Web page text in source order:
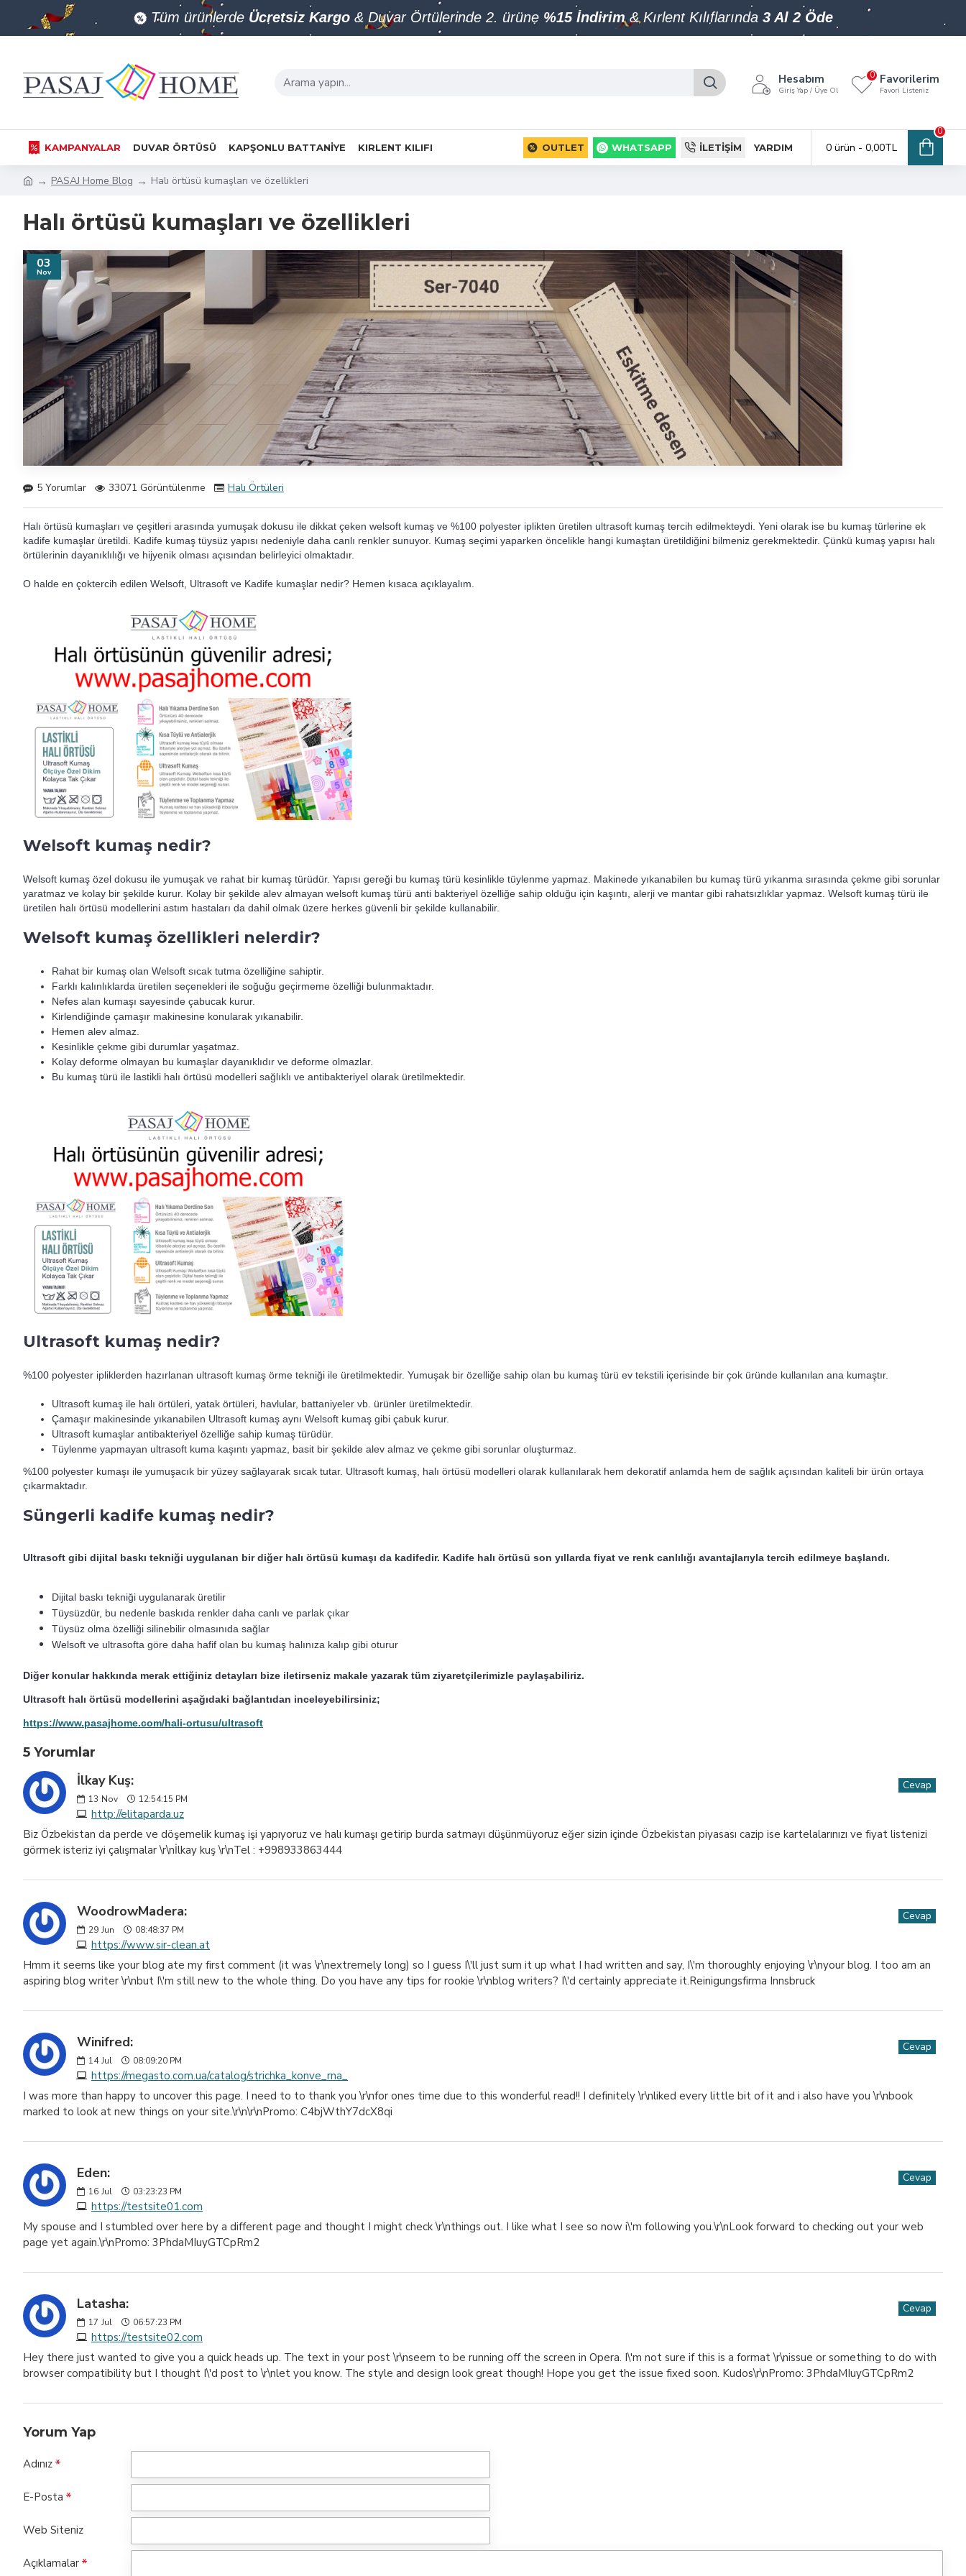
Tüm ürünlerde Ücretsiz Kargo & Duvar Örtülerinde 2. ürüne %15 İndirim& Kırlent Kılıflarında 3 Al 2 Öde
Hesabım
Giriş Yap / Üye Ol
Favorilerim
Favori Listeniz
0
KAMPANYALAR DUVAR ÖRTÜSÜ KAPŞONLU BATTANIYE KIRLENT KILIFI OUTLET WHATSAPP İLETIŞIM YARDIM 0 ürün - 0,00TL
0
PASAJ Home Blog Halı örtüsü kumaşları ve özellikleri
Halı örtüsü kumaşları ve özellikleri
03
Nov
5 Yorumlar 33071 Görüntülenme Halı Örtüleri
Halı örtüsü kumaşları ve çeşitleri arasında yumuşak dokusu ile dikkat çeken welsoft kumaş ve %100 polyester iplikten üretilen ultrasoft kumaş tercih edilmekteydi. Yeni olarak ise bu kumaş türlerine ek
kadife kumaşlar üretildi. Kadife kumaş tüysüz yapısı nedeniyle daha canlı renkler sunuyor. Kumaş seçimi yaparken öncelikle hangi kumaştan üretildiğini bilmeniz gerekmektedir. Çünkü kumaş yapısı halı
örtülerinin dayanıklılığı ve hijyenik olması açısından belirleyici olmaktadır.
O halde en çoktercih edilen Welsoft, Ultrasoft ve Kadife kumaşlar nedir? Hemen kısaca açıklayalım.
Welsoft kumaş nedir?
Welsoft kumaş özel dokusu ile yumuşak ve rahat bir kumaş türüdür. Yapısı gereği bu kumaş türü kesinlikle tüylenme yapmaz. Makinede yıkanabilen bu kumaş türü yıkanma sırasında çekme gibi sorunlar
yaratmaz ve kolay bir şekilde kurur. Kolay bir şekilde alev almayan welsoft kumaş türü anti bakteriyel özelliğe sahip olduğu için kaşıntı, alerji ve mantar gibi rahatsızlıklar yapmaz. Welsoft kumaş türü ile
üretilen halı örtüsü modellerini astım hastaları da dahil olmak üzere herkes güvenli bir şekilde kullanabilir.
Welsoft kumaş özellikleri nelerdir?
Rahat bir kumaş olan Welsoft sıcak tutma özelliğine sahiptir.
Farklı kalınlıklarda üretilen seçenekleri ile soğuğu geçirmeme özelliği bulunmaktadır.
Nefes alan kumaşı sayesinde çabucak kurur.
Kirlendiğinde çamaşır makinesine konularak yıkanabilir.
Hemen alev almaz.
Kesinlikle çekme gibi durumlar yaşatmaz.
Kolay deforme olmayan bu kumaşlar dayanıklıdır ve deforme olmazlar.
Bu kumaş türü ile lastikli halı örtüsü modelleri sağlıklı ve antibakteriyel olarak üretilmektedir.
Ultrasoft kumaş nedir?
%100 polyester ipliklerden hazırlanan ultrasoft kumaş örme tekniği ile üretilmektedir. Yumuşak bir özelliğe sahip olan bu kumaş türü ev tekstili içerisinde bir çok üründe kullanılan ana kumaştır.
Ultrasoft kumaş ile halı örtüleri, yatak örtüleri, havlular, battaniyeler vb. ürünler üretilmektedir.
Çamaşır makinesinde yıkanabilen Ultrasoft kumaş aynı Welsoft kumaş gibi çabuk kurur.
Ultrasoft kumaşlar antibakteriyel özelliğe sahip kumaş türüdür.
Tüylenme yapmayan ultrasoft kuma kaşıntı yapmaz, basit bir şekilde alev almaz ve çekme gibi sorunlar oluşturmaz.
%100 polyester kumaşı ile yumuşacık bir yüzey sağlayarak sıcak tutar. Ultrasoft kumaş, halı örtüsü modelleri olarak kullanılarak hem dekoratif anlamda hem de sağlık açısından kaliteli bir ürün ortaya
çıkarmaktadır.
Süngerli kadife kumaş nedir?
Ultrasoft gibi dijital baskı tekniği uygulanan bir diğer halı örtüsü kumaşı da kadifedir. Kadife halı örtüsü son yıllarda fiyat ve renk canlılığı avantajlarıyla tercih edilmeye başlandı.
Dijital baskı tekniği uygulanarak üretilir
Tüysüzdür, bu nedenle baskıda renkler daha canlı ve parlak çıkar
Tüysüz olma özelliği silinebilir olmasınıda sağlar
Welsoft ve ultrasofta göre daha hafif olan bu kumaş halınıza kalıp gibi oturur
Diğer konular hakkında merak ettiğiniz detayları bize iletirseniz makale yazarak tüm ziyaretçilerimizle paylaşabiliriz.
Ultrasoft halı örtüsü modellerini aşağıdaki bağlantıdan inceleyebilirsiniz;
https://www.pasajhome.com/hali-ortusu/ultrasoft
5 Yorumlar
İlkay Kuş:
13 Nov 12:54:15 PM
http://elitaparda.uz
Cevap
Biz Özbekistan da perde ve döşemelik kumaş işi yapıyoruz ve halı kumaşı getirip burda satmayı düşünmüyoruz eğer sizin içinde Özbekistan piyasası cazip ise kartelalarınızı ve fiyat listenizi
görmek isteriz iyi çalışmalar \r\nİlkay kuş \r\nTel : +998933863444
WoodrowMadera:
29 Jun 08:48:37 PM
https://www.sir-clean.at
Cevap
Hmm it seems like your blog ate my first comment (it was \r\nextremely long) so I guess I\'ll just sum it up what I had written and say, I\'m thoroughly enjoying \r\nyour blog. I too am an
aspiring blog writer \r\nbut I\'m still new to the whole thing. Do you have any tips for rookie \r\nblog writers? I\'d certainly appreciate it.Reinigungsfirma Innsbruck
Winifred:
14 Jul 08:09:20 PM
https://megasto.com.ua/catalog/strichka_konve_rna_
Cevap
I was more than happy to uncover this page. I need to to thank you \r\nfor ones time due to this wonderful read!! I definitely \r\nliked every little bit of it and i also have you \r\nbook
marked to look at new things on your site.\r\n\r\nPromo: C4bjWthY7dcX8qi
Eden:
16 Jul 03:23:23 PM
https://testsite01.com
Cevap
My spouse and I stumbled over here by a different page and thought I might check \r\nthings out. I like what I see so now i\'m following you.\r\nLook forward to checking out your web
page yet again.\r\nPromo: 3PhdaMIuyGTCpRm2
Latasha:
17 Jul 06:57:23 PM
https://testsite02.com
Cevap
Hey there just wanted to give you a quick heads up. The text in your post \r\nseem to be running off the screen in Opera. I\'m not sure if this is a format \r\nissue or something to do with
browser compatibility but I thought I\'d post to \r\nlet you know. The style and design look great though! Hope you get the issue fixed soon. Kudos\r\nPromo: 3PhdaMIuyGTCpRm2
Yorum Yap
Adınız
E-Posta
Web Siteniz
Açıklamalar